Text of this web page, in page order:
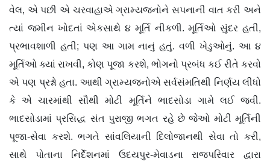
વેલ, એ પછી એ ચરવાહાએ ગ્રામ્યજનોને સપનાની વાત કરી અને
ત્યાં જમીન ખોદતાં એકસાથે ૪ મૂર્તિ નીકળી. મૂર્તિઓ સુંદર હતી,
પ્રભાવશાળી હતી; પણ આ ગામ નાનું હતું. વળી ખેડુઓનું. આ ૪
મૂર્તિઓ ક્યાં રાખવી, કોણ પૂજા કરશે, ભોગનો પ્રબંધ કઈ રીતે કરવો
એ પણ પ્રશ્નો હતા. આથી ગ્રામ્યજનોએ સર્વસંમતિથી નિર્ણય લીધો
કે એ ચારમાંથી સૌથી મોટી મૂર્તિને ભાદસોડા ગામે લઈ જવી.
ભાદસોડામાં પ્રસિદ્ધ સંત પુરાજી ભગત રહે છે જેઓ મોટી મૂર્તિની
પૂજા-સેવા કરશે. ભગતે સાંવલિયાની દિલોજાનથી સેવા તો કરી,
સાથે પોતાના નિર્દેશનમાં ઉદયપુર-મેવાડના રાજપરિવાર દ્વારા